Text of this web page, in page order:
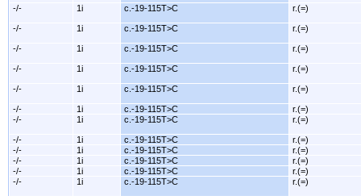
-/- 1i c.-19-115T>C r.(=)
-/- 1i c.-19-115T>C r.(=)
-/- 1i c.-19-115T>C r.(=)
-/- 1i c.-19-115T>C r.(=)
-/- 1i c.-19-115T>C r.(=)
-/- 1i c.-19-115T>C
r.(=)
-/-
1i c.-19-115T>C r.(=)
-/- 1i c.-19-115T>C
r.(=)
-/-
1i c.-19-115T>C
r.(=)
-/-
1i c.-19-115T>C
r.(=)
-/-
1i c.-19-115T>C
r.(=)
-/-
1i c.-19-115T>C r.(=)